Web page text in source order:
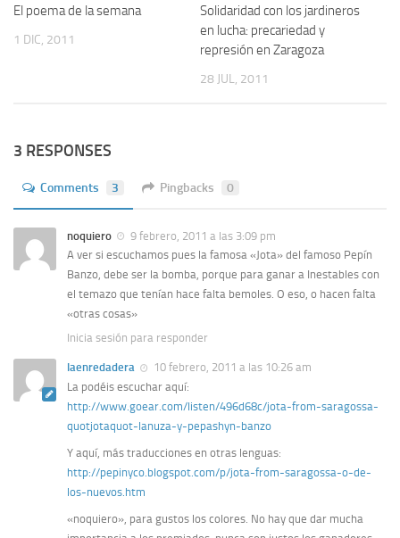
El poema de la semana
1 DIC, 2011
Solidaridad con los jardineros
en lucha: precariedad y
represión en Zaragoza
28 JUL, 2011
3 RESPONSES
Comments 3 Pingbacks 0
noquiero
9 febrero, 2011 a las 3:09 pm
A ver si escuchamos pues la famosa «Jota» del famoso Pepín
Banzo, debe ser la bomba, porque para ganar a Inestables con
el temazo que tenían hace falta bemoles. O eso, o hacen falta
«otras cosas»
Inicia sesión para responder
laenredadera
10 febrero, 2011 a las 10:26 am
La podéis escuchar aquí:
http://www.goear.com/listen/496d68c/jota-from-saragossa-
quotjotaquot-lanuza-y-pepashyn-banzo
Y aquí, más traducciones en otras lenguas:
http://pepinyco.blogspot.com/p/jota-from-saragossa-o-de-
los-nuevos.htm
«noquiero», para gustos los colores. No hay que dar mucha